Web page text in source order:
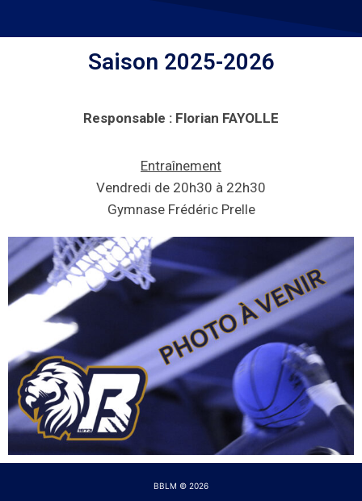
Saison 2025-2026
Responsable : Florian FAYOLLE
Entraînement
Vendredi de 20h30 à 22h30
Gymnase Frédéric Prelle
BBLM © 2026